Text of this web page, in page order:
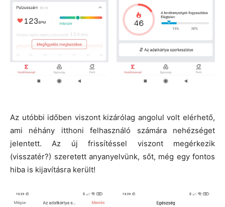
Az utóbbi időben viszont kizárólag angolul volt elérhető,
ami néhány itthoni felhasználó számára nehézséget
jelentett. Az új frissítéssel viszont megérkezik
(visszatér?) szeretett anyanyelvünk, sőt, még egy fontos
hiba is kijavításra került!